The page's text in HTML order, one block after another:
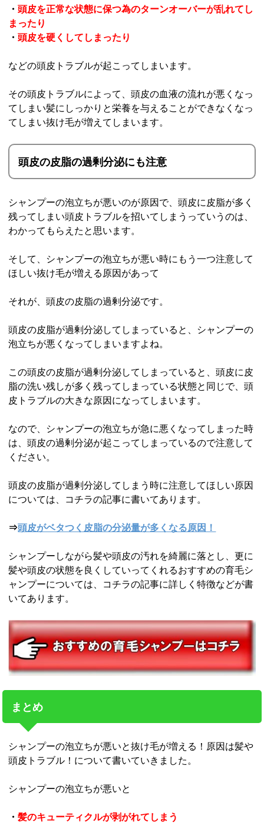
・頭皮を正常な状態に保つ為のターンオーバーが乱れてし
まったり
・頭皮を硬くしてしまったり
などの頭皮トラブルが起こってしまいます。
その頭皮トラブルによって、頭皮の血液の流れが悪くなっ
てしまい髪にしっかりと栄養を与えることができなくなっ
てしまい抜け毛が増えてしまいます。
頭皮の皮脂の過剰分泌にも注意
シャンプーの泡立ちが悪いのが原因で、頭皮に皮脂が多く
残ってしまい頭皮トラブルを招いてしまうっていうのは、
わかってもらえたと思います。
そして、シャンプーの泡立ちが悪い時にもう一つ注意して
ほしい抜け毛が増える原因があって
それが、頭皮の皮脂の過剰分泌です。
頭皮の皮脂が過剰分泌してしまっていると、シャンプーの
泡立ちが悪くなってしまいますよね。
この頭皮の皮脂が過剰分泌してしまっていると、頭皮に皮
脂の洗い残しが多く残ってしまっている状態と同じで、頭
皮トラブルの大きな原因になってしまいます。
なので、シャンプーの泡立ちが急に悪くなってしまった時
は、頭皮の過剰分泌が起こってしまっているので注意して
ください。
頭皮の皮脂が過剰分泌してしまう時に注意してほしい原因
については、コチラの記事に書いてあります。
⇒頭皮がベタつく皮脂の分泌量が多くなる原因！
シャンプーしながら髪や頭皮の汚れを綺麗に落とし、更に
髪や頭皮の状態を良くしていってくれるおすすめの育毛シ
ャンプーについては、コチラの記事に詳しく特徴などが書
いてあります。
まとめ
シャンプーの泡立ちが悪いと抜け毛が増える！原因は髪や
頭皮トラブル！について書いていきました。
シャンプーの泡立ちが悪いと
・髪のキューティクルが剥がれてしまう